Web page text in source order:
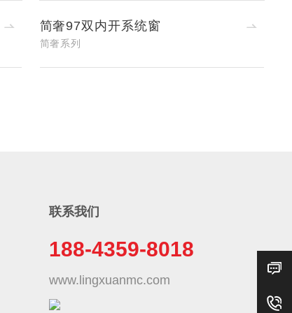
简奢97双内开系统窗
简奢系列
联系我们
188-4359-8018
www.lingxuanmc.com